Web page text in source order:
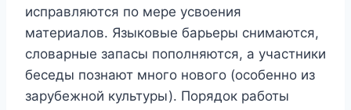
исправляются по мере усвоения
материалов. Языковые барьеры снимаются,
словарные запасы пополняются, а участники
беседы познают много нового (особенно из
зарубежной культуры). Порядок работы